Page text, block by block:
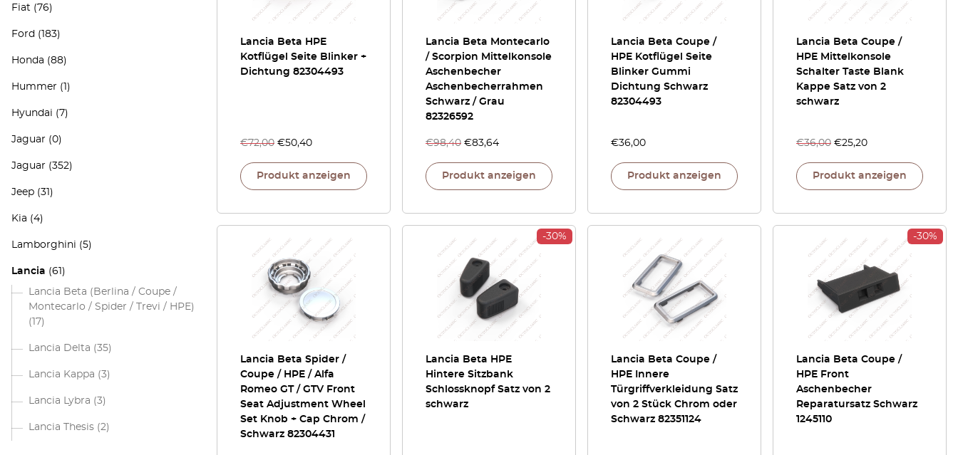
Fiat (76)
Ford (183)
Honda (88)
Hummer (1)
Hyundai (7)
Jaguar (0)
Jaguar (352)
Jeep (31)
Kia (4)
Lamborghini (5)
Lancia (61)
Lancia Beta (Berlina / Coupe /
Montecarlo / Spider / Trevi / HPE)
(17)
Lancia Delta (35)
Lancia Kappa (3)
Lancia Lybra (3)
Lancia Thesis (2)
Lancia Beta HPE
Kotflügel Seite Blinker +
Dichtung 82304493
€72,00 €50,40
Produkt anzeigen
Lancia Beta Montecarlo
/ Scorpion Mittelkonsole
Aschenbecher
Aschenbecherrahmen
Schwarz / Grau
82326592
€98,40 €83,64
Produkt anzeigen
Lancia Beta Coupe /
HPE Kotflügel Seite
Blinker Gummi
Dichtung Schwarz
82304493
€36,00
Produkt anzeigen
Lancia Beta Coupe /
HPE Mittelkonsole
Schalter Taste Blank
Kappe Satz von 2
schwarz
€36,00 €25,20
Produkt anzeigen
Lancia Beta Spider /
Coupe / HPE / Alfa
Romeo GT / GTV Front
Seat Adjustment Wheel
Set Knob + Cap Chrom /
Schwarz 82304431
-30%
Lancia Beta HPE
Hintere Sitzbank
Schlossknopf Satz von 2
schwarz
Lancia Beta Coupe /
HPE Innere
Türgriffverkleidung Satz
von 2 Stück Chrom oder
Schwarz 82351124
-30%
Lancia Beta Coupe /
HPE Front
Aschenbecher
Reparatursatz Schwarz
1245110